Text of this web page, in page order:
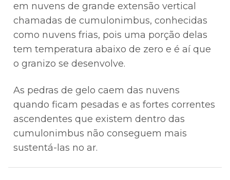
em nuvens de grande extensão vertical
chamadas de cumulonimbus, conhecidas
como nuvens frias, pois uma porção delas
tem temperatura abaixo de zero e é aí que
o granizo se desenvolve.
As pedras de gelo caem das nuvens
quando ficam pesadas e as fortes correntes
ascendentes que existem dentro das
cumulonimbus não conseguem mais
sustentá-las no ar.